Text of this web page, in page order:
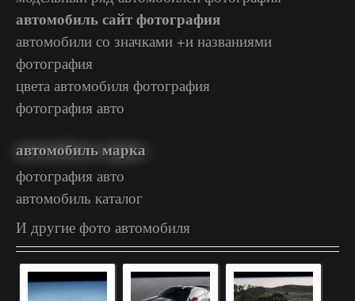
автомобиль сайт фотография
автомобили со значками +и названиями
фотография
цвета автомобиля фотография
фотография авто
автомобиль марка
фотография авто
автомобиль каталог
И другие фото автомобиля